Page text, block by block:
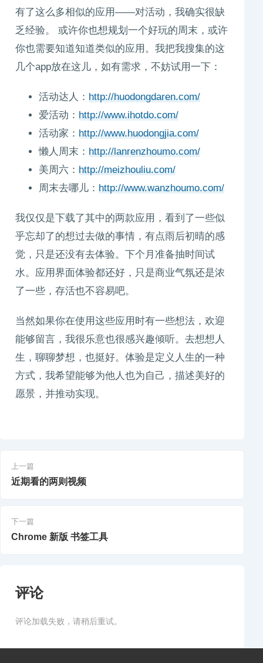
有了这么多相似的应用——对活动，我确实很缺
乏经验。 或许你也想规划一个好玩的周末，或许
你也需要知道知道类似的应用。我把我搜集的这
几个app放在这儿，如有需求，不妨试用一下：
活动达人： http://huodongdaren.com/
爱活动： http://www.ihotdo.com/
活动家： http://www.huodongjia.com/
懒人周末： http://lanrenzhoumo.com/
美周六： http://meizhouliu.com/
周末去哪儿： http://www.wanzhoumo.com/
我仅仅是下载了其中的两款应用，看到了一些似
乎忘却了的想过去做的事情，有点雨后初晴的感
觉，只是还没有去体验。下个月准备抽时间试
水。应用界面体验都还好，只是商业气氛还是浓
了一些，存活也不容易吧。
当然如果你在使用这些应用时有一些想法，欢迎
能够留言，我很乐意也很感兴趣倾听。去想想人
生，聊聊梦想，也挺好。体验是定义人生的一种
方式，我希望能够为他人也为自己，描述美好的
愿景，并推动实现。
上一篇
近期看的两则视频
下一篇
Chrome 新版 书签工具
评论
评论加载失败，请稍后重试。